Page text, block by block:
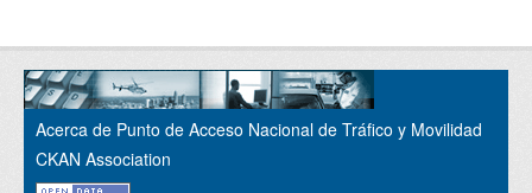
Acerca de Punto de Acceso Nacional de Tráfico y Movilidad
CKAN Association